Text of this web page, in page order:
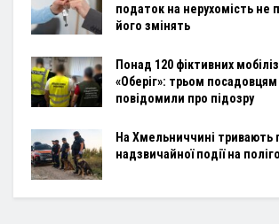
податок на нерухомість не
його змінять
Понад 120 фіктивних
«Оберіг»: трьом
повідомили про підозру
На Хмельниччині тривають
надзвичайної події на